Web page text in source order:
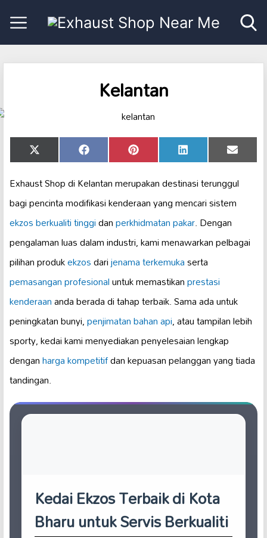
Kelantan
Share
on
X
(Twitter)
Share
on
Facebook Share
on
Pinterest Share
on
LinkedIn Share
on
Email
Exhaust Shop di Kelantan merupakan destinasi terunggul
bagi pencinta modifikasi kenderaan yang mencari sistem
ekzos berkualiti tinggidanperkhidmatan pakar. Dengan
pengalaman luas dalam industri, kami menawarkan pelbagai
pilihan produkekzosdarijenama terkemukaserta
pemasangan profesionaluntuk memastikanprestasi
kenderaananda berada di tahap terbaik. Sama ada untuk
peningkatan bunyi,penjimatan bahan api, atau tampilan lebih
sporty, kedai kami menyediakan penyelesaian lengkap
denganharga kompetitifdan kepuasan pelanggan yang tiada
tandingan.
Kedai Ekzos Terbaik di Kota
Bharu untuk Servis Berkualiti